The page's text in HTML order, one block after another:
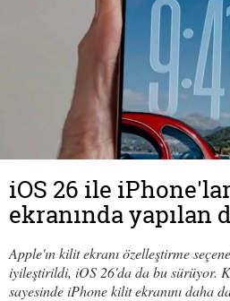
iOS 26 ile
ekranında
Apple'ın kilit ekranı özelleştirme
iyileştirildi, iOS 26'da da bu sürüyor.
sayesinde iPhone kilit ekranını daha